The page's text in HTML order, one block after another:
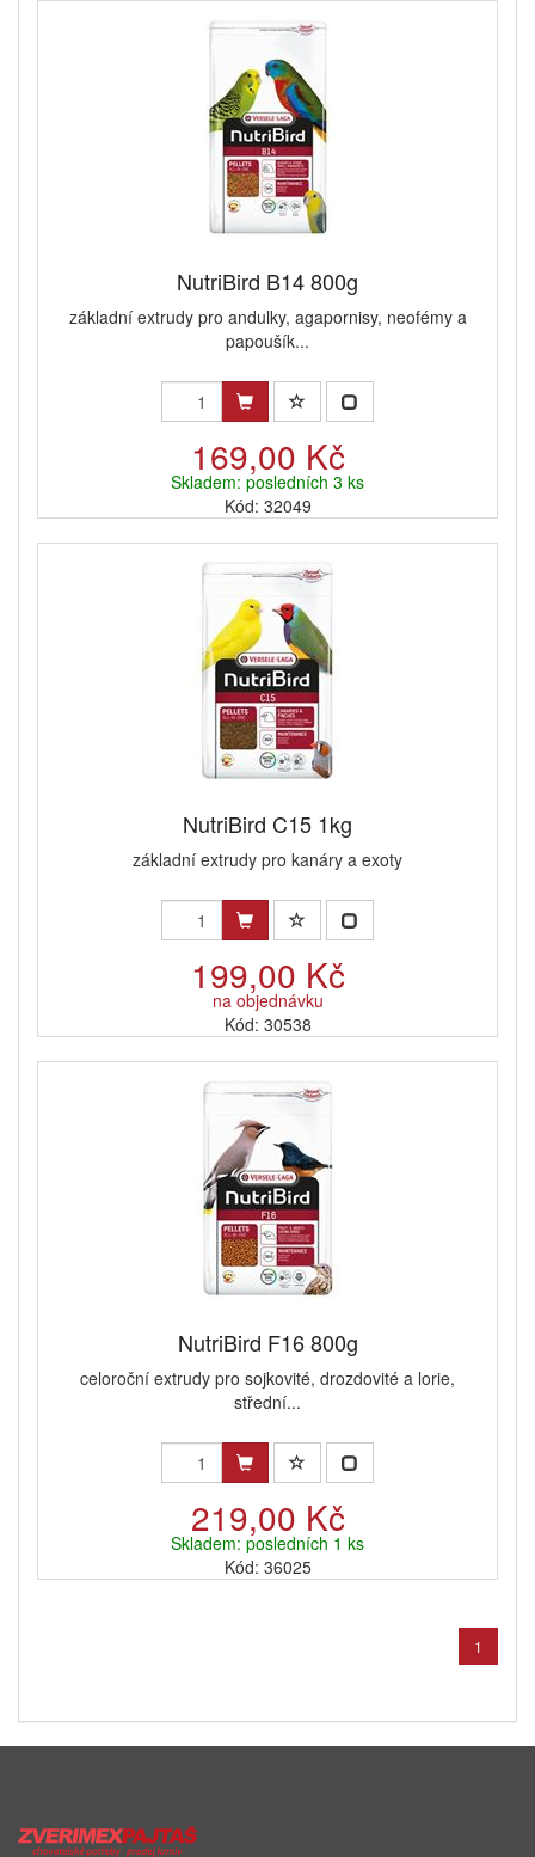
NutriBird B14 800g
základní extrudy pro andulky, agapornisy, neofémy a
papoušík...
169,00 Kč
Skladem: posledních 3 ks
Kód: 32049
NutriBird C15 1kg
základní extrudy pro kanáry a exoty
199,00 Kč
na objednávku
Kód: 30538
NutriBird F16 800g
celoroční extrudy pro sojkovité, drozdovité a lorie,
střední...
219,00 Kč
Skladem: posledních 1 ks
Kód: 36025
1